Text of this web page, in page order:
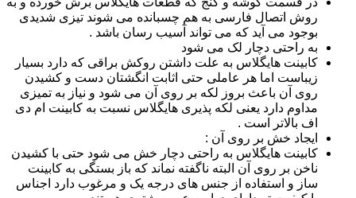
روش اتصال فارسی به هم چسبانده می شوند تیزی شدیدی
بوجود می آید که می تواند آسیب رسان باشد .
به راحتی دچار لک می شود
کابینت هایگلاس به علت داشتن روکش براقی که دارد بسیار
زیباست اما هر عاملی حتی اثابت انگشتان دست و کشیدن
روی آن باعث بروز لکه بر روی آن می شود و نیاز به تمیزی
مداوم دارد یعنی لکه پذیری هایگلاس نسبت به کابینت ام دی
اف بالاتر است .
ایجاد خش بر روی آن :
کابینت هایگلاس به راحتی دچار خش می شود حتی با کشیدن
ناخن بر روی آن البته ناگفته نماند که باز بستگی به کابینت
ساز و استفاده از جنس های درجه یک و مرغوب دارد اجناس